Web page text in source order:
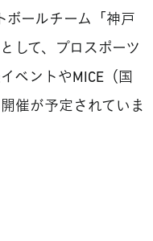
ボールチーム「神戸
して、プロスポーツ
ベントやMICE（国
催が予定されていま